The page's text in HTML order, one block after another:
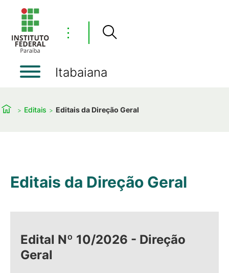
⋮
Itabaiana
Editais Editais da Direção Geral
Editais da Direção Geral
Edital Nº 10/2026 - Direção
Geral